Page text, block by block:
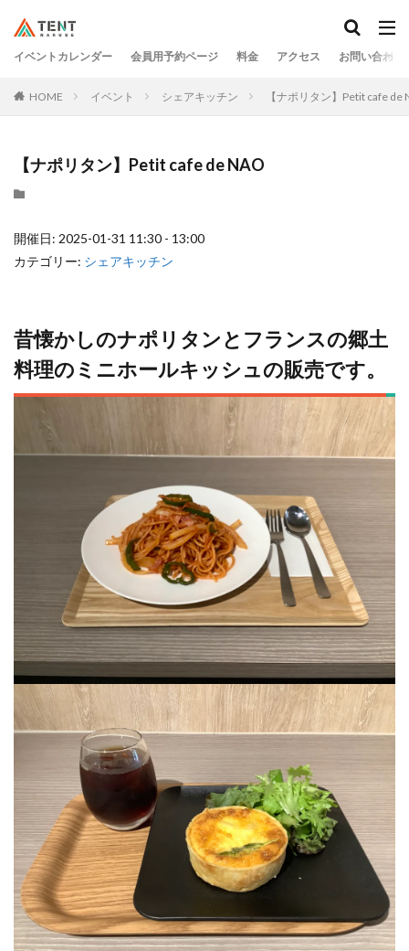
イベントカレンダー 会員用予約ページ 料金 アクセス お問い合わせ
HOME イベント シェアキッチン 【ナポリタン】Petit cafe de
【ナポリタン】Petit cafe de NAO
開催日: 2025-01-31 11:30 - 13:00
カテゴリー: シェアキッチン
昔懐かしのナポリタンとフランスの郷土
料理のミニホールキッシュの販売です。